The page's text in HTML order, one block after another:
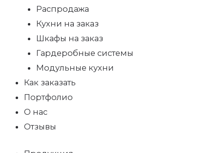
Распродажа
Кухни на заказ
Шкафы на заказ
Гардеробные системы
Модульные кухни
Как заказать
Портфолио
О нас
Отзывы